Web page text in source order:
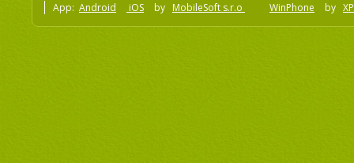
App: Android iOS by MobileSoft s.r.o WinPhone by